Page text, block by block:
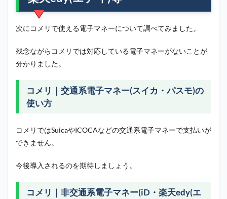
次にコメリで使える電子マネーについて調べてみました。
残念ながらコメリでは対応している電子マネーがないことが
分かりました。
コメリ｜交通系電子マネー(スイカ・パスモ)の
使い方
コメリではSuicaやICOCAなどの交通系電子マネーで支払いが
できません。
今後導入されるのを期待しましょう。
コメリ｜非交通系電子マネー(iD・楽天edy(エ